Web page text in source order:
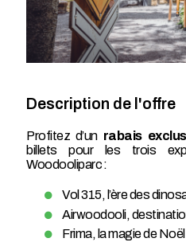
Description de l'offre
Profitez d’un rabais
billets pour les trois
Woodooliparc :
Vol 315, l’ère des
Airwoodooli,
Frima, la magie de